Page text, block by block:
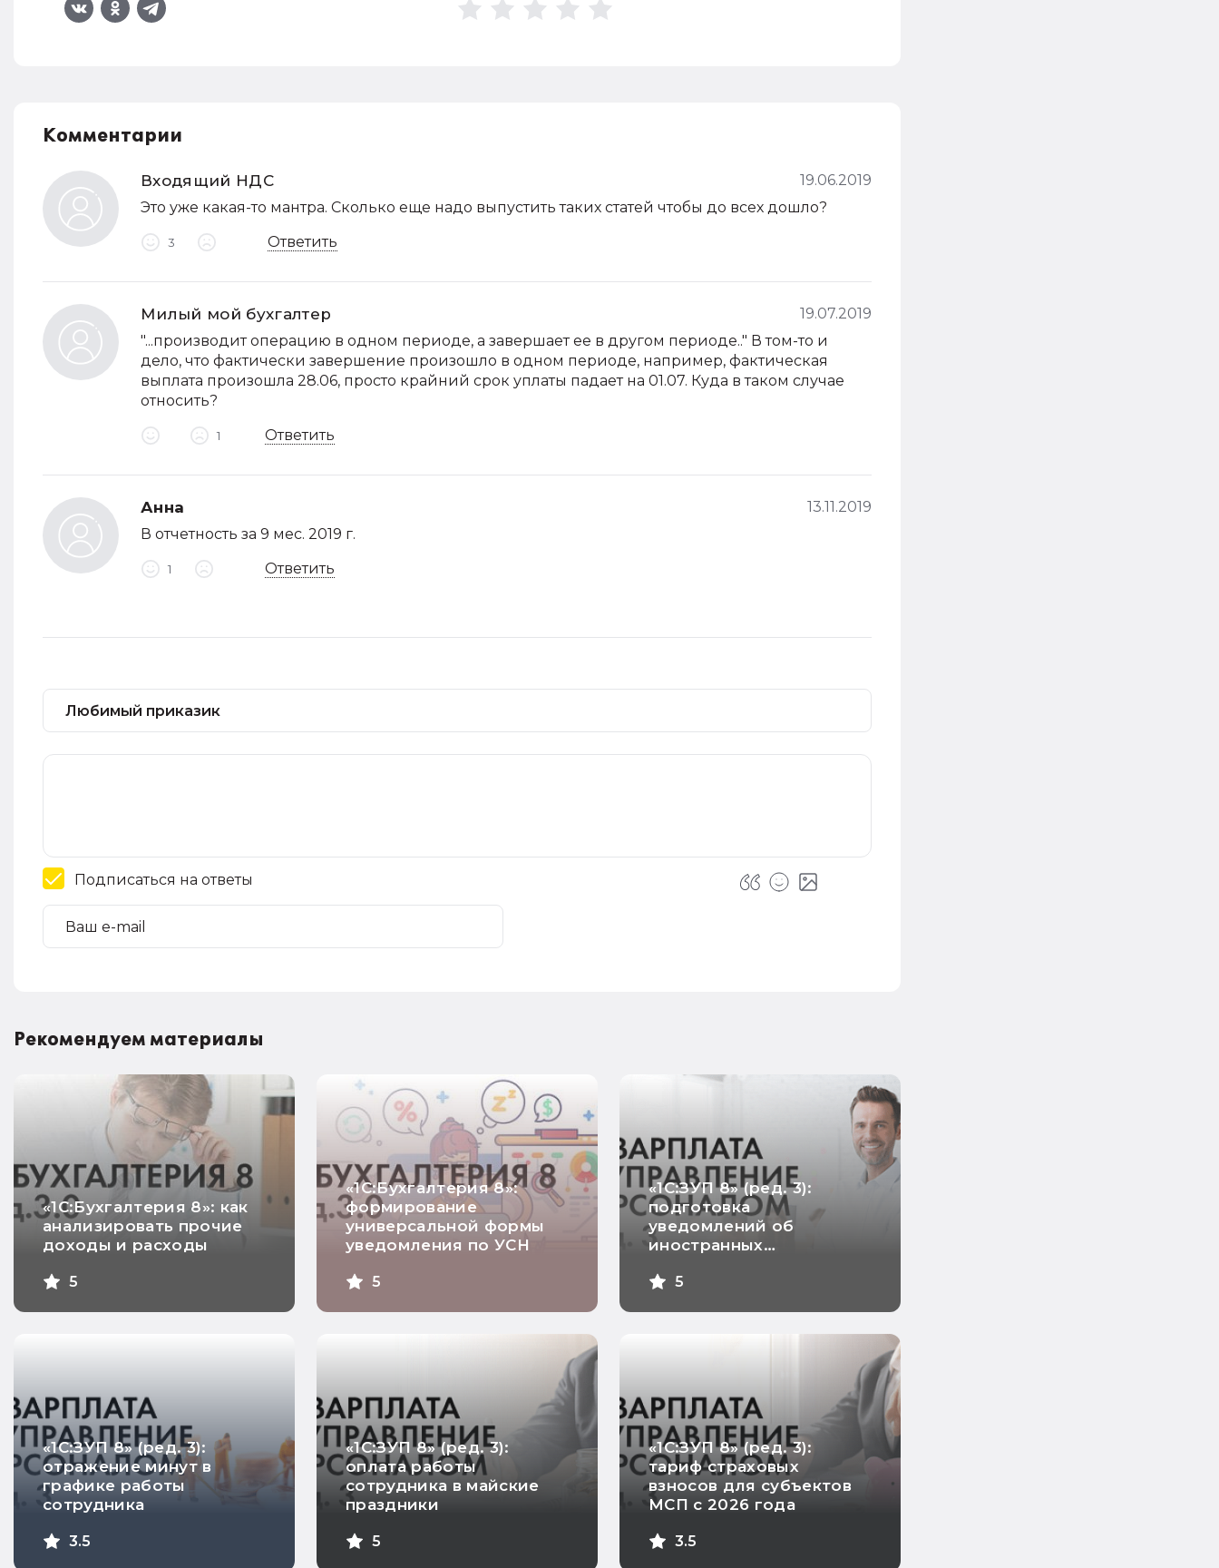
Комментарии
Входящий НДС
19.06.2019
Это уже какая-то мантра. Сколько еще надо выпустить таких статей чтобы до всех дошло?
3 Ответить
Милый мой бухгалтер
19.07.2019
"...производит операцию в одном периоде, а завершает ее в другом периоде.." В том-то и
дело, что фактически завершение произошло в одном периоде, например, фактическая
выплата произошла 28.06, просто крайний срок уплаты падает на 01.07. Куда в таком случае
относить?
1 Ответить
Анна
13.11.2019
В отчетность за 9 мес. 2019 г.
1 Ответить
Подписаться на ответы
Рекомендуем материалы
«1С:Бухгалтерия 8»: как
анализировать прочие
доходы и расходы
5
«1С:Бухгалтерия 8»:
формирование
универсальной формы
уведомления по УСН
5
«1С:ЗУП 8» (ред. 3):
подготовка
уведомлений об
иностранных
5
«1С:ЗУП 8» (ред. 3):
отражение минут в
графике работы
сотрудника
3.5
«1С:ЗУП 8» (ред. 3):
оплата работы
сотрудника в майские
праздники
5
«1С:ЗУП 8» (ред. 3):
тариф страховых
взносов для субъектов
МСП с 2026 года
3.5